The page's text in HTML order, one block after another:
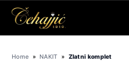
Home » NAKIT » Zlatni komplet